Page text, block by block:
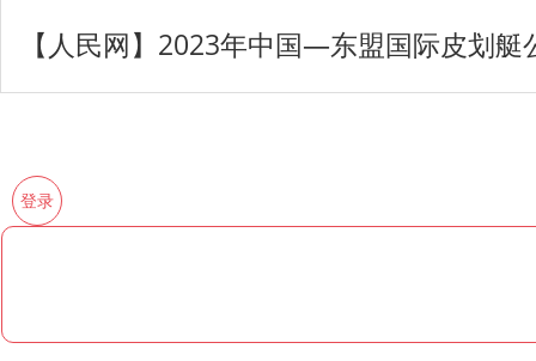
【人民网】2023年中国—东盟国际皮划艇
登录